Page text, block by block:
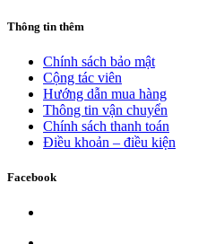
Thông tin thêm
Chính sách bảo mật
Cộng tác viên
Hướng dẫn mua hàng
Thông tin vận chuyển
Chính sách thanh toán
Điều khoản – điều kiện
Facebook